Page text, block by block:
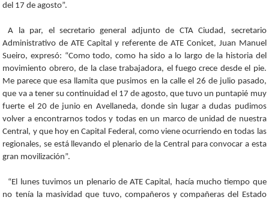
del 17 de agosto”.
A la par, el secretario general adjunto de CTA Ciudad, secretario
Administrativo de ATE Capital y referente de ATE Conicet, Juan Manuel
Sueiro, expresó: “Como todo, como ha sido a lo largo de la historia del
movimiento obrero, de la clase trabajadora, el fuego crece desde el pie.
Me parece que esa llamita que pusimos en la calle el 26 de julio pasado,
que va a tener su continuidad el 17 de agosto, que tuvo un puntapié muy
fuerte el 20 de junio en Avellaneda, donde sin lugar a dudas pudimos
volver a encontrarnos todos y todas en un marco de unidad de nuestra
Central, y que hoy en Capital Federal, como viene ocurriendo en todas las
regionales, se está llevando el plenario de la Central para convocar a esta
gran movilización”.
“El lunes tuvimos un plenario de ATE Capital, hacía mucho tiempo que
no tenía la masividad que tuvo, compañeros y compañeras del Estado